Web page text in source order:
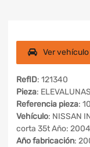
Ver
RefID: 121340
Pieza:
Referencia pieza:
Vehículo: NISSAN
corta 35t Año: 2004
Año fabricación: